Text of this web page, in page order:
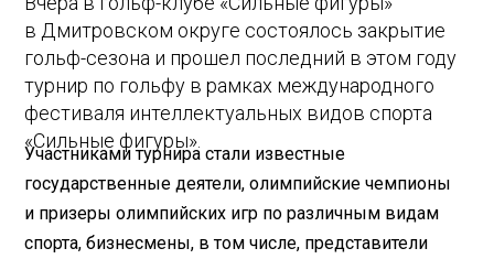
в Дмитровском округе состоялось закрытие
гольф-сезона и прошел последний в этом году
турнир по гольфу в рамках международного
фестиваля интеллектуальных видов спорта
«Сильные фигуры».
Участниками турнира стали известные
государственные деятели, олимпийские чемпионы
и призеры олимпийских игр по различным видам
спорта, бизнесмены, в том числе, представители